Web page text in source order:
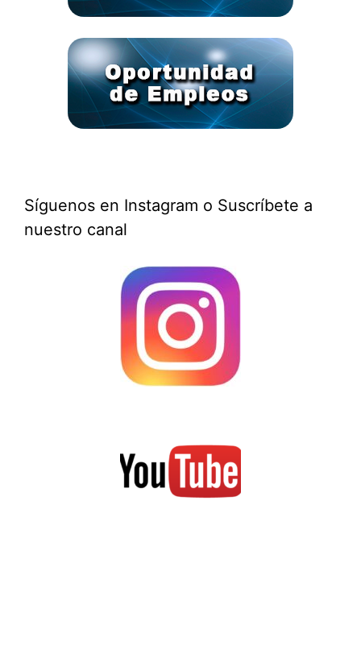
Síguenos en Instagram o Suscríbete a
nuestro canal